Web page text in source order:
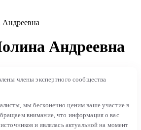
Андреевна
члены экспертного сообщества
мы бесконечно ценим ваше участие в
внимание, что информация о вас
и являлась актуальной на момент